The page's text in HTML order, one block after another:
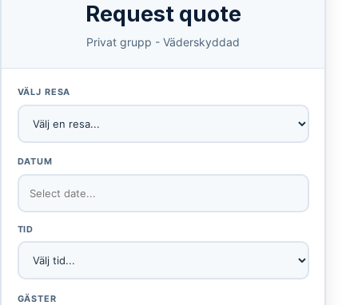
Request quote
Privat grupp - Väderskyddad
VÄLJ RESA
DATUM
TID
GÄSTER